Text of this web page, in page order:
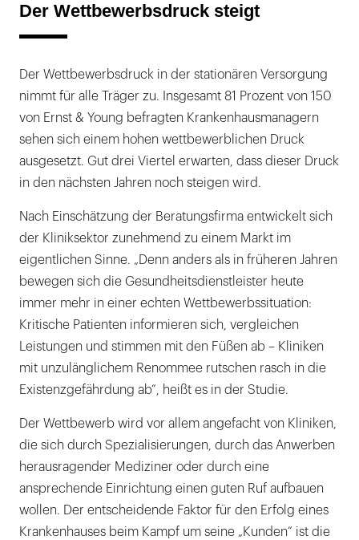
Der Wettbewerbsdruck steigt
Der Wettbewerbsdruck in der stationären Versorgung
nimmt für alle Träger zu. Insgesamt 81 Prozent von 150
von Ernst & Young befragten Krankenhausmanagern
sehen sich einem hohen wettbewerblichen Druck
ausgesetzt. Gut drei Viertel erwarten, dass dieser Druck
in den nächsten Jahren noch steigen wird.
Nach Einschätzung der Beratungsfirma entwickelt sich
der Kliniksektor zunehmend zu einem Markt im
eigentlichen Sinne. „Denn anders als in früheren Jahren
bewegen sich die Gesundheitsdienstleister heute
immer mehr in einer echten Wettbewerbssituation:
Kritische Patienten informieren sich, vergleichen
Leistungen und stimmen mit den Füßen ab – Kliniken
mit unzulänglichem Renommee rutschen rasch in die
Existenzgefährdung ab“, heißt es in der Studie.
Der Wettbewerb wird vor allem angefacht von Kliniken,
die sich durch Spezialisierungen, durch das Anwerben
herausragender Mediziner oder durch eine
ansprechende Einrichtung einen guten Ruf aufbauen
wollen. Der entscheidende Faktor für den Erfolg eines
Krankenhauses beim Kampf um seine „Kunden“ ist die